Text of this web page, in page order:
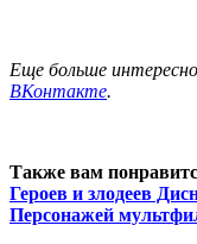
Еще больше
ВКонтакте.
Также вам
Героев и злодеев
Персонажей